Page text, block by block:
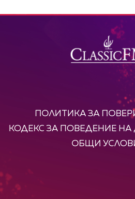
ПОЛИТИКА ЗА
КОДЕКС ЗА ПОВЕДЕНИЕ
ОБЩИ